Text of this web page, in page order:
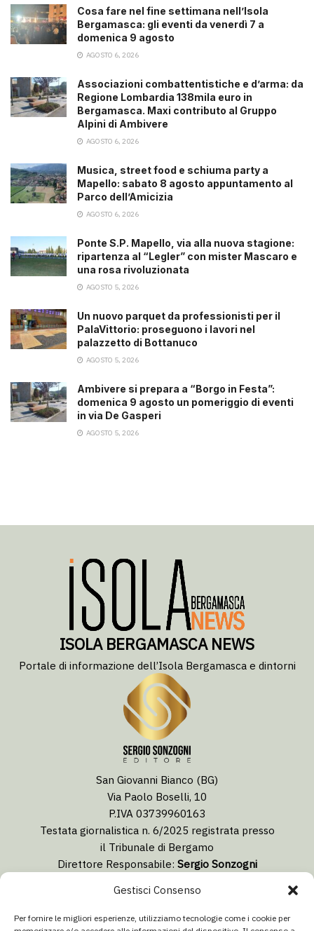
Gestisci Consenso
Per fornire le migliori esperienze, utilizziamo tecnologie come i cookie per
Cosa fare nel fine settimana nell’Isola
Bergamasca: gli eventi da venerdì 7 a
domenica 9 agosto
AGOSTO 6, 2026
Associazioni combattentistiche e d’arma: da
Regione Lombardia 138mila euro in
Bergamasca. Maxi contributo al Gruppo
Alpini di Ambivere
AGOSTO 6, 2026
Musica, street food e schiuma party a
Mapello: sabato 8 agosto appuntamento al
Parco dell’Amicizia
AGOSTO 6, 2026
Ponte S.P. Mapello, via alla nuova stagione:
ripartenza al “Legler” con mister Mascaro e
una rosa rivoluzionata
AGOSTO 5, 2026
Un nuovo parquet da professionisti per il
PalaVittorio: proseguono i lavori nel
palazzetto di Bottanuco
AGOSTO 5, 2026
Ambivere si prepara a “Borgo in Festa”:
domenica 9 agosto un pomeriggio di eventi
in via De Gasperi
AGOSTO 5, 2026
ISOLA BERGAMASCA NEWS
Portale di informazione dell’Isola Bergamasca e dintorni
San Giovanni Bianco (BG)
Via Paolo Boselli, 10
P.IVA 03739960163
Testata giornalistica n. 6/2025 registrata presso
il Tribunale di Bergamo
Direttore Responsabile: Sergio Sonzogni
redazione@isolabergamascanews.it